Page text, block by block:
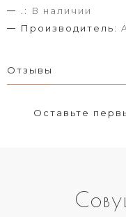
.:
В наличии
Производитель:
Отзывы
Оставьте